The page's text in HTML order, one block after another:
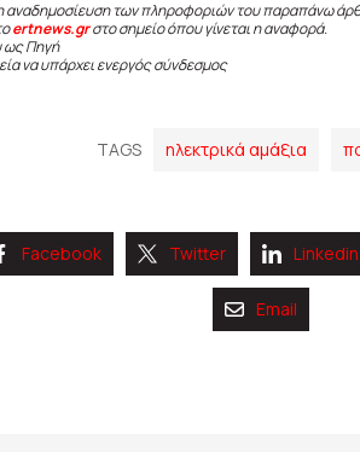
αναδημοσίευση των πληροφοριών του παραπάνω
ertnews.gr στο σημείο όπου γίνεται η αναφορά.
ως Πηγή
να υπάρχει ενεργός σύνδεσμος
TAGS ηλεκτρικά αμάξια
Facebook Twitter Linkedin
Email